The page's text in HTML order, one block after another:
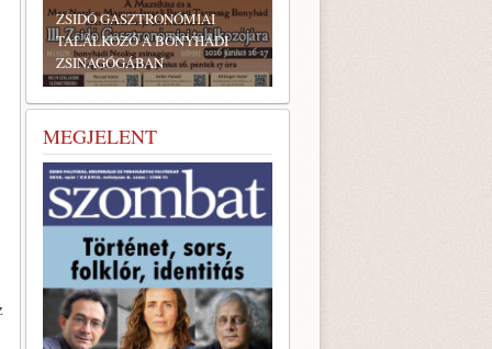
ZSIDÓ GASZTRONÓMIAI
TALÁLKOZÓ A BONYHÁDI
ZSINAGÓGÁBAN
MEGJELENT